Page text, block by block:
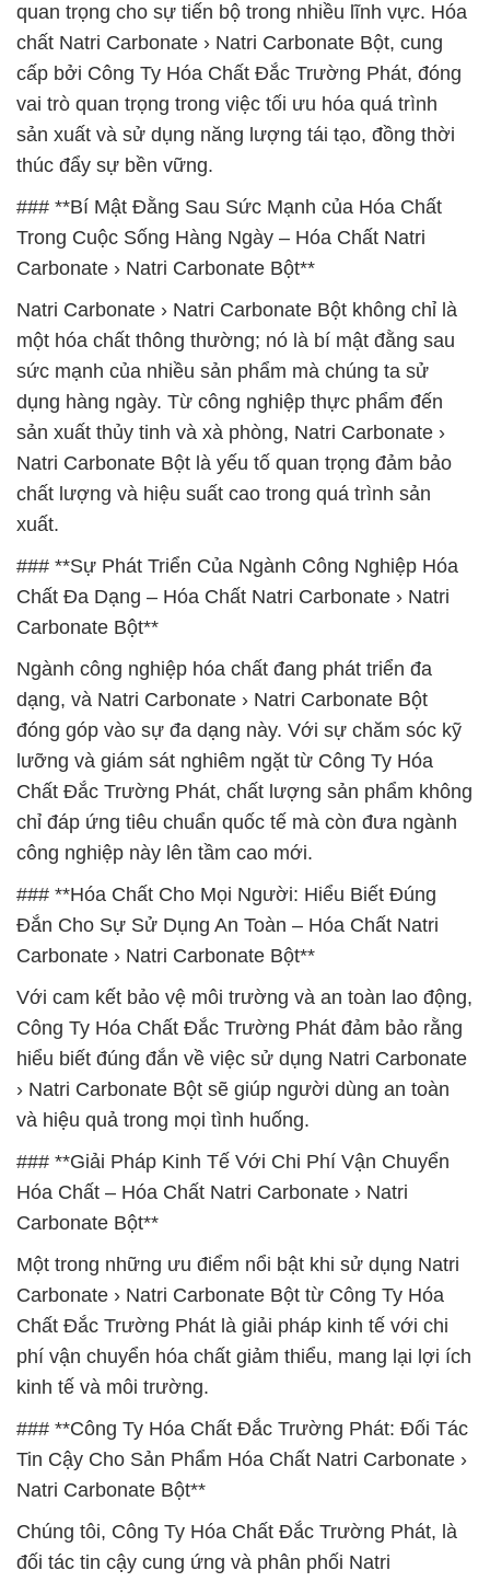
quan trọng cho sự tiến bộ trong nhiều lĩnh vực. Hóa
chất Natri Carbonate › Natri Carbonate Bột, cung
cấp bởi Công Ty Hóa Chất Đắc Trường Phát, đóng
vai trò quan trọng trong việc tối ưu hóa quá trình
sản xuất và sử dụng năng lượng tái tạo, đồng thời
thúc đẩy sự bền vững.
### **Bí Mật Đằng Sau Sức Mạnh của Hóa Chất
Trong Cuộc Sống Hàng Ngày – Hóa Chất Natri
Carbonate › Natri Carbonate Bột**
Natri Carbonate › Natri Carbonate Bột không chỉ là
một hóa chất thông thường; nó là bí mật đằng sau
sức mạnh của nhiều sản phẩm mà chúng ta sử
dụng hàng ngày. Từ công nghiệp thực phẩm đến
sản xuất thủy tinh và xà phòng, Natri Carbonate ›
Natri Carbonate Bột là yếu tố quan trọng đảm bảo
chất lượng và hiệu suất cao trong quá trình sản
xuất.
### **Sự Phát Triển Của Ngành Công Nghiệp Hóa
Chất Đa Dạng – Hóa Chất Natri Carbonate › Natri
Carbonate Bột**
Ngành công nghiệp hóa chất đang phát triển đa
dạng, và Natri Carbonate › Natri Carbonate Bột
đóng góp vào sự đa dạng này. Với sự chăm sóc kỹ
lưỡng và giám sát nghiêm ngặt từ Công Ty Hóa
Chất Đắc Trường Phát, chất lượng sản phẩm không
chỉ đáp ứng tiêu chuẩn quốc tế mà còn đưa ngành
công nghiệp này lên tầm cao mới.
### **Hóa Chất Cho Mọi Người: Hiểu Biết Đúng
Đắn Cho Sự Sử Dụng An Toàn – Hóa Chất Natri
Carbonate › Natri Carbonate Bột**
Với cam kết bảo vệ môi trường và an toàn lao động,
Công Ty Hóa Chất Đắc Trường Phát đảm bảo rằng
hiểu biết đúng đắn về việc sử dụng Natri Carbonate
› Natri Carbonate Bột sẽ giúp người dùng an toàn
và hiệu quả trong mọi tình huống.
### **Giải Pháp Kinh Tế Với Chi Phí Vận Chuyển
Hóa Chất – Hóa Chất Natri Carbonate › Natri
Carbonate Bột**
Một trong những ưu điểm nổi bật khi sử dụng Natri
Carbonate › Natri Carbonate Bột từ Công Ty Hóa
Chất Đắc Trường Phát là giải pháp kinh tế với chi
phí vận chuyển hóa chất giảm thiểu, mang lại lợi ích
kinh tế và môi trường.
### **Công Ty Hóa Chất Đắc Trường Phát: Đối Tác
Tin Cậy Cho Sản Phẩm Hóa Chất Natri Carbonate ›
Natri Carbonate Bột**
Chúng tôi, Công Ty Hóa Chất Đắc Trường Phát, là
đối tác tin cậy cung ứng và phân phối Natri